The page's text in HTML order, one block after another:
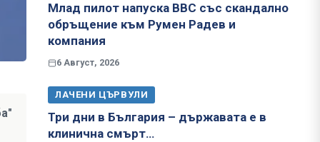
Млад пилот напуска ВВС със скандално
обръщение към Румен Радев и
компания
6 Август, 2026
ЛАЧЕНИ ЦЪРВУЛИ
Три дни в България – държавата е в
клинична смърт…